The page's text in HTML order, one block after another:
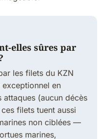
elles sûres par
les filets du KZN
en
(aucun décès
filets tuent aussi
non ciblées —
marines,